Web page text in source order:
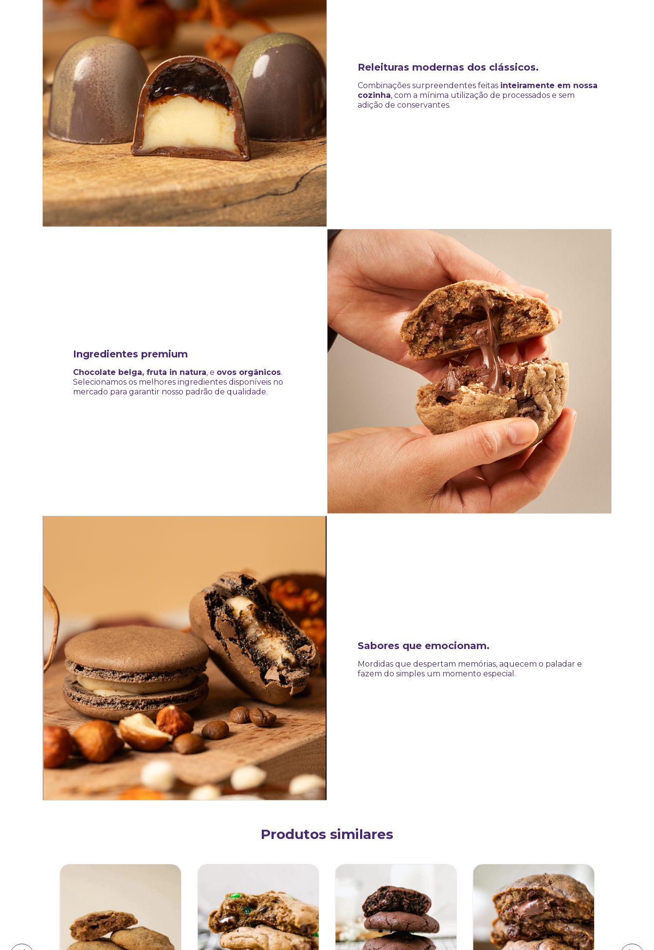
Releituras modernas dos clássicos.
Combinações surpreendentes feitas inteiramente em nossa
cozinha, com a mínima utilização de processados e sem
adição de conservantes.
Ingredientes premium
Chocolate belga, fruta in natura, e ovos orgânicos.
Selecionamos os melhores ingredientes disponíveis no
mercado para garantir nosso padrão de qualidade.
Sabores que emocionam.
Mordidas que despertam memórias, aquecem o paladar e
fazem do simples um momento especial.
Produtos similares